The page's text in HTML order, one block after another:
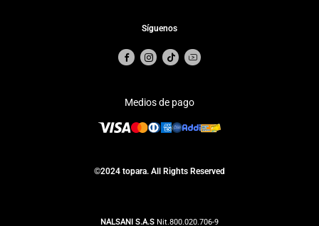
Síguenos
Medios de pago
©2024 topara. All Rights Reserved
NALSANI S.A.S Nit.800.020.706-9